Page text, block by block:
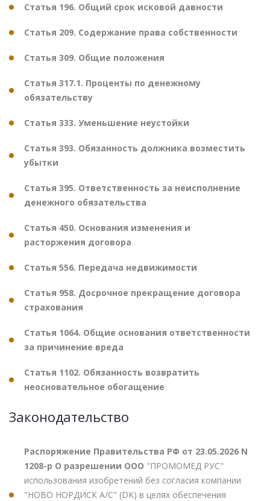
Статья 196. Общий срок исковой давности
Статья 209. Содержание права собственности
Статья 309. Общие положения
Статья 317.1. Проценты по денежному
обязательству
Статья 333. Уменьшение неустойки
Статья 393. Обязанность должника возместить
убытки
Статья 395. Ответственность за неисполнение
денежного обязательства
Статья 450. Основания изменения и
расторжения договора
Статья 556. Передача недвижимости
Статья 958. Досрочное прекращение договора
страхования
Статья 1064. Общие основания ответственности
за причинение вреда
Статья 1102. Обязанность возвратить
неосновательное обогащение
Законодательство
Распоряжение Правительства РФ от 23.05.2026 N
1208-р О разрешении ООО "ПРОМОМЕД РУС"
использования изобретений без согласия компании
"НОВО НОРДИСК А/С" (DK) в целях обеспечения